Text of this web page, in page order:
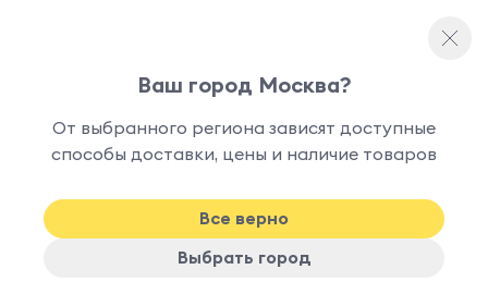
Хит
Ваш город Москва?
От выбранного региона зависят доступные
способы доставки, цены и наличие товаров
Все верно
Выбрать город